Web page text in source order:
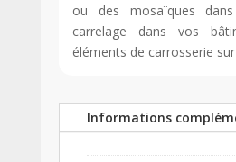
ou des mosaïques
carrelage dans vos
éléments de carrosserie
Informations